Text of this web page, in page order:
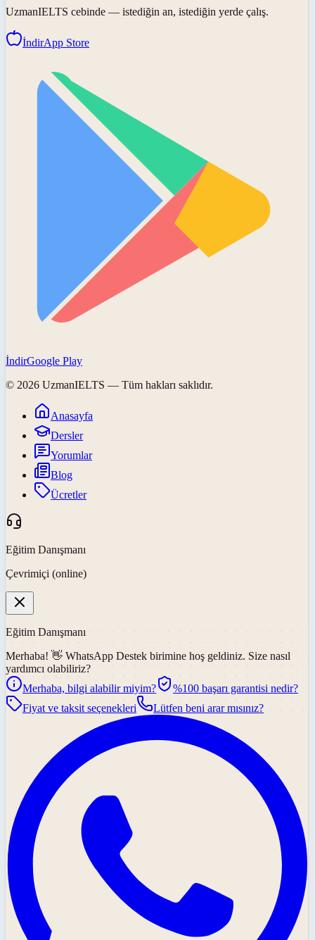
UzmanIELTS cebinde — istediğin an, istediğin yerde çalış.
İndirApp Store
İndirGoogle Play
© 2026 UzmanIELTS — Tüm hakları saklıdır.
Anasayfa
Dersler
Yorumlar
Blog
Ücretler
Eğitim Danışmanı
Çevrimiçi (online)
Eğitim Danışmanı
Merhaba! 👋 WhatsApp Destek birimine hoş geldiniz. Size nasıl
yardımcı olabiliriz?
Merhaba, bilgi alabilir miyim?
%100 başarı garantisi nedir?
Fiyat ve taksit seçenekleri
Lütfen beni arar mısınız?